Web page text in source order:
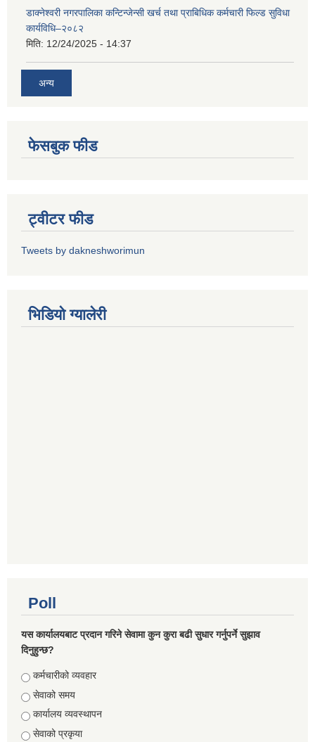
डाक्नेश्वरी नगरपालिका कन्टिन्जेन्सी खर्च तथा प्राबिधिक कर्मचारी फिल्ड सुविधा
कार्यविधि–२०८२
मिति: 12/24/2025 - 14:37
अन्य
फेसबुक फीड
ट्वीटर फीड
Tweets by dakneshworimun
भिडियाे ग्यालेरी
Poll
यस कार्यालयबाट प्रदान गरिने सेवामा कुन कुरा बढी सुधार गर्नुपर्ने सुझाव
दिनुहुन्छ?
Choices
कर्मचारीको व्यवहार
सेवाको समय
कार्यालय व्यवस्थापन
सेवाको प्रकृया